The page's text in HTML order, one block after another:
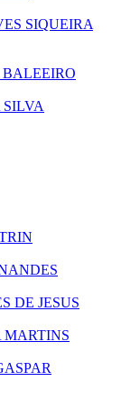
SIQUEIRA
DE JESUS